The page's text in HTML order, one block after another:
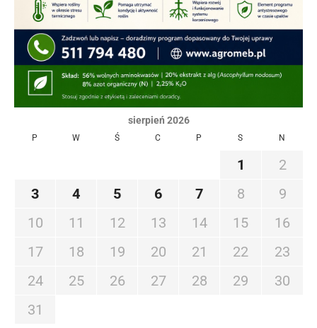
sierpień 2026
P W Ś C P S N
1
2
3
4 5 6 7 8
9
10
11 12 13 14 15
16
17
18 19 20 21 22
23
24
25 26 27 28 29
30
31